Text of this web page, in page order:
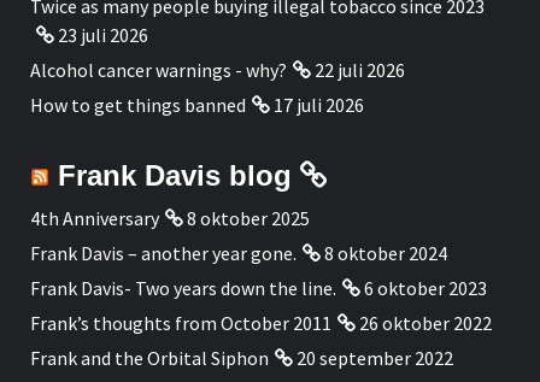
Twice as many people buying illegal tobacco since 2023
23 juli 2026
Alcohol cancer warnings - why?
22 juli 2026
How to get things banned
17 juli 2026
Frank Davis blog
4th Anniversary
8 oktober 2025
Frank Davis – another year gone.
8 oktober 2024
Frank Davis- Two years down the line.
6 oktober 2023
Frank’s thoughts from October 2011
26 oktober 2022
Frank and the Orbital Siphon
20 september 2022